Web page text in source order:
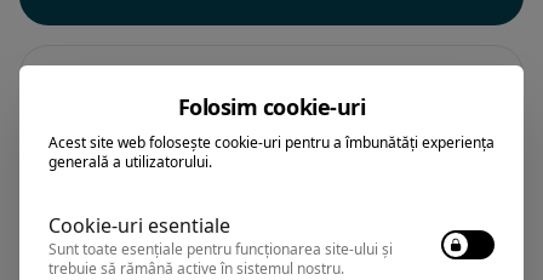
All Inclusive
Folosim cookie-uri
Acest site web folosește cookie-uri pentru a îmbunătăți experiența
generală a utilizatorului.
Cookie-uri esentiale
Sunt toate esențiale pentru funcționarea site-ului și
trebuie să rămână active în sistemul nostru.